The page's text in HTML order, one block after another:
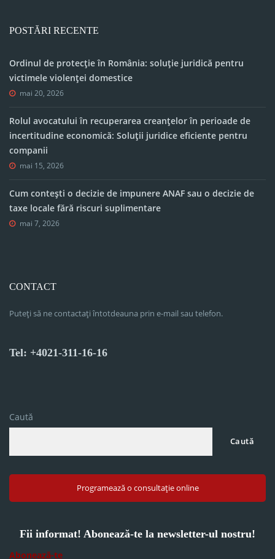
POSTĂRI RECENTE
Ordinul de protecție în România: soluție juridică pentru
victimele violenței domestice
mai 20, 2026
Rolul avocatului în recuperarea creanțelor în perioade de
incertitudine economică: Soluții juridice eficiente pentru
companii
mai 15, 2026
Cum contești o decizie de impunere ANAF sau o decizie de
taxe locale fără riscuri suplimentare
mai 7, 2026
CONTACT
Puteți să ne contactați întotdeauna prin e-mail sau telefon.
Tel: +4021-311-16-16
Caută
Caută
Programează o consultație online
Fii informat! Abonează-te la newsletter-ul nostru!
Abonează-te